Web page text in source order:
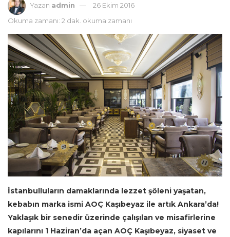
Yazan admin
26 Ekim 2016
Okuma zamanı: 2 dak. okuma zamanı
İstanbulluların damaklarında lezzet şöleni yaşatan,
kebabın marka ismi AOÇ Kaşıbeyaz ile artık Ankara’da!
Yaklaşık bir senedir üzerinde çalışılan ve misafirlerine
kapılarını 1 Haziran’da açan AOÇ Kaşıbeyaz, siyaset ve